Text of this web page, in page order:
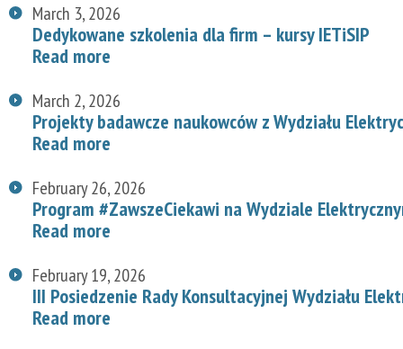
March 3, 2026
Dedykowane szkolenia dla firm – kursy IETiSIP
Read more
March 2, 2026
Projekty badawcze naukowców z Wydziału
Read more
February 26, 2026
Program #ZawszeCiekawi na Wydziale
Read more
February 19, 2026
III Posiedzenie Rady Konsultacyjnej Wydziału
Read more